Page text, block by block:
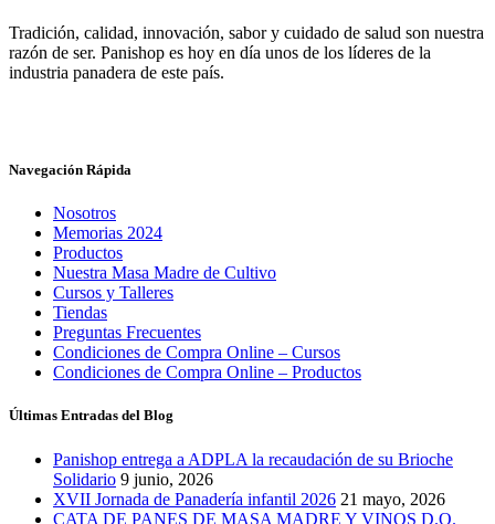
Tradición, calidad, innovación, sabor y cuidado de salud son nuestra
razón de ser. Panishop es hoy en día unos de los líderes de la
industria panadera de este país.
Navegación Rápida
Nosotros
Memorias 2024
Productos
Nuestra Masa Madre de Cultivo
Cursos y Talleres
Tiendas
Preguntas Frecuentes
Condiciones de Compra Online – Cursos
Condiciones de Compra Online – Productos
Últimas Entradas del Blog
Panishop entrega a ADPLA la recaudación de su Brioche
Solidario 9 junio, 2026
XVII Jornada de Panadería infantil 2026 21 mayo, 2026
CATA DE PANES DE MASA MADRE Y VINOS D.O.